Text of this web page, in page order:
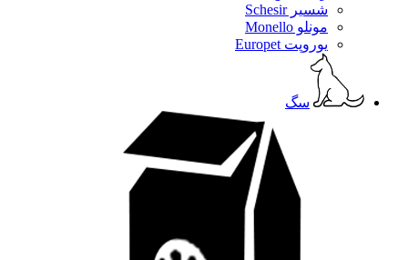
شسیر Schesir
مونلو Monello
یوروپت Europet
سگ